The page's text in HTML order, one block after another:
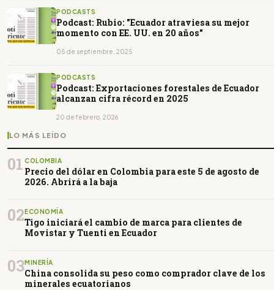
PODCASTS
Podcast: Rubio: "Ecuador atraviesa su mejor
momento con EE. UU. en 20 años"
05 de septiembre, 2025
PODCASTS
Podcast: Exportaciones forestales de Ecuador
alcanzan cifra récord en 2025
20 de febrero, 2026
LO MÁS LEÍDO
01 COLOMBIA
Precio del dólar en Colombia para este 5 de agosto de
2026. Abrirá a la baja
02ECONOMÍA
Tigo iniciará el cambio de marca para clientes de
Movistar y Tuenti en Ecuador
03MINERÍA
China consolida su peso como comprador clave de los
minerales ecuatorianos